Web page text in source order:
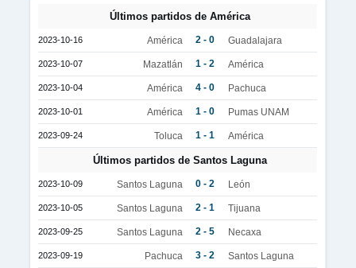
Últimos partidos de América
2023-10-16 América 2 - 0 Guadalajara
2023-10-07 Mazatlán 1 - 2 América
2023-10-04 América 4 - 0 Pachuca
2023-10-01 América 1 - 0 Pumas UNAM
2023-09-24 Toluca 1 - 1 América
Últimos partidos de Santos Laguna
2023-10-09 Santos Laguna 0 - 2 León
2023-10-05 Santos Laguna 2 - 1 Tijuana
2023-09-25 Santos Laguna 2 - 5 Necaxa
2023-09-19 Pachuca 3 - 2 Santos Laguna